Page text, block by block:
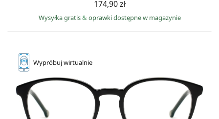
174,90 zł
Wysyłka gratis& oprawki dostępne w magazynie
Wypróbujwirtualnie